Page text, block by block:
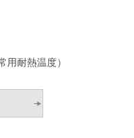
用耐熱温度）